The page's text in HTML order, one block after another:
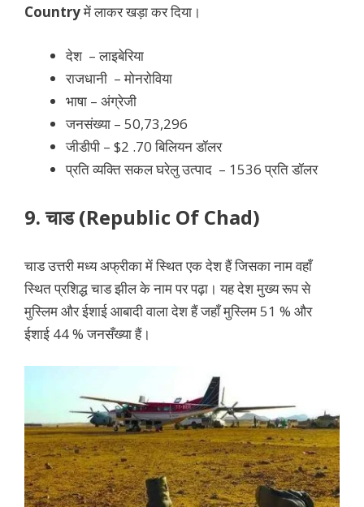
Countryमें लाकर खड़ा कर दिया।
देश –लाइबेरिया
राजधानी – मोनरोविया
भाषा – अंग्रेजी
जनसंख्या – 50,73,296
जीडीपी – $2 .70 बिलियन डॉलर
प्रति व्यक्ति सकल घरेलु उत्पाद – 1536 प्रति डॉलर
9.चाड (Republic Of Chad)
चाड उत्तरी मध्य अफ्रीका में स्थित एक देश हैं जिसका नाम वहाँ
स्थित प्रशिद्ध चाड झील के नाम पर पढ़ा । यह देश मुख्य रूप से
मुस्लिम और ईशाई आबादी वाला देश हैं जहाँ मुस्लिम 51 % और
ईशाई 44 % जनसँख्या हैं।